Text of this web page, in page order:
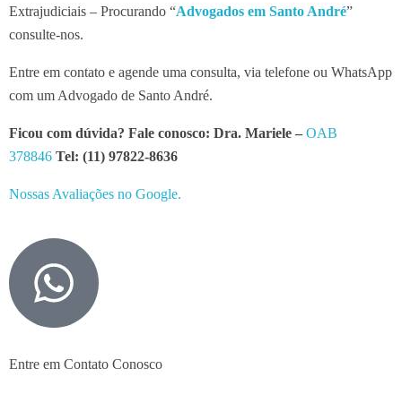
Extrajudiciais – Procurando “Advogados em Santo André”
consulte-nos.
Entre em contato e agende uma consulta, via telefone ou WhatsApp
com um Advogado de Santo André.
Ficou com dúvida? Fale conosco: Dra. Mariele – OAB
378846 Tel: (11) 97822-8636
Nossas Avaliações no Google.
Entre em Contato Conosco